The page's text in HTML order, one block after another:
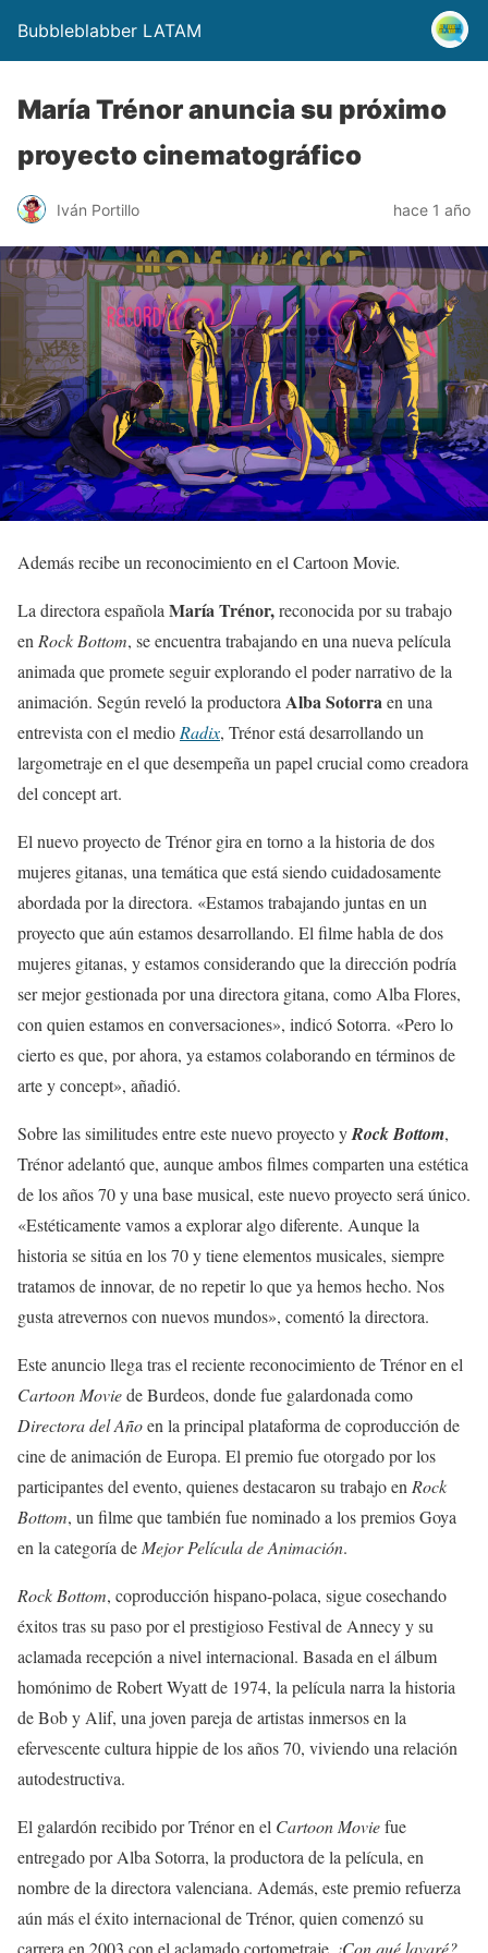
Bubbleblabber LATAM
María Trénor anuncia su próximo
proyecto cinematográfico
Iván Portillo hace 1 año
Además recibe un reconocimiento en el Cartoon Movie.
La directora española María Trénor,reconocida por su trabajo
en Rock Bottom, se encuentra trabajando en una nueva película
animada que promete seguir explorando el poder narrativo de la
animación. Según reveló la productora Alba Sotorraen una
entrevista con el medio Radix, Trénor está desarrollando un
largometraje en el que desempeña un papel crucial como creadora
del concept art.
El nuevo proyecto de Trénor gira en torno a la historia de dos
mujeres gitanas, una temática que está siendo cuidadosamente
abordada por la directora. «Estamos trabajando juntas en un
proyecto que aún estamos desarrollando. El filme habla de dos
mujeres gitanas, y estamos considerando que la dirección podría
ser mejor gestionada por una directora gitana, como Alba Flores,
con quien estamos en conversaciones», indicó Sotorra. «Pero lo
cierto es que, por ahora, ya estamos colaborando en términos de
arte y concept», añadió.
Sobre las similitudes entre este nuevo proyecto yRock Bottom,
Trénor adelantó que, aunque ambos filmes comparten una estética
de los años 70 y una base musical, este nuevo proyecto será único.
«Estéticamente vamos a explorar algo diferente. Aunque la
historia se sitúa en los 70 y tiene elementos musicales, siempre
tratamos de innovar, de no repetir lo que ya hemos hecho. Nos
gusta atrevernos con nuevos mundos», comentó la directora.
Este anuncio llega tras el reciente reconocimiento de Trénor en el
Cartoon Moviede Burdeos, donde fue galardonada como
Directora del Añoen la principal plataforma de coproducción de
cine de animación de Europa. El premio fue otorgado por los
participantes del evento, quienes destacaron su trabajo en Rock
Bottom, un filme que también fue nominado a los premios Goya
en la categoría de Mejor Película de Animación.
Rock Bottom, coproducción hispano-polaca, sigue cosechando
éxitos tras su paso por el prestigioso Festival de Annecy y su
aclamada recepción a nivel internacional. Basada en el álbum
homónimo de Robert Wyatt de 1974, la película narra la historia
de Bob y Alif, una joven pareja de artistas inmersos en la
efervescente cultura hippie de los años 70, viviendo una relación
autodestructiva.
El galardón recibido por Trénor en el Cartoon Moviefue
entregado por Alba Sotorra, la productora de la película, en
nombre de la directora valenciana. Además, este premio refuerza
aún más el éxito internacional de Trénor, quien comenzó su
carrera en 2003 con el aclamado cortometraje ¿Con qué lavaré?